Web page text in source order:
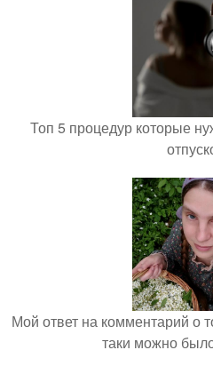
Топ 5 процедур которые
Мой ответ на комментарий о
таки можно